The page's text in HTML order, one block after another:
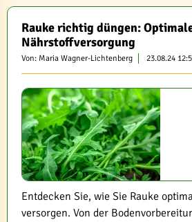
Rauke richtig düngen:
Nährstoffversorgung
Von: Maria Wagner-Lichtenberg 23.08.24
Entdecken Sie, wie Sie Rauke
versorgen. Von der